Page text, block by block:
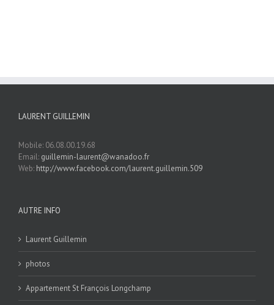
LAURENT GUILLEMIN
Mobile: 06.08.00.19.68
Email: guillemin-laurent@wanadoo.fr
Web: http://www.facebook.com/laurent.guillemin.509
AUTRE INFO
Laurent Guillemin
photos
Appartement St François Longchamp